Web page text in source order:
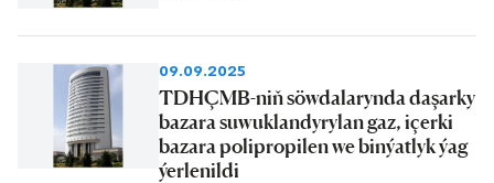
09.09.2025
TDHÇMB-niň söwdalarynda daşarky
bazara suwuklandyrylan gaz, içerki
bazara polipropilen we binýatlyk ýag
ýerlenildi